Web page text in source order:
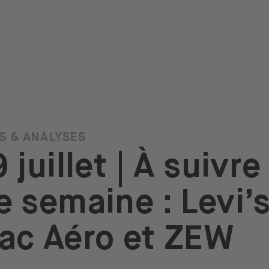
juillet | À suivre
semaine :
Aéro et ZEW
& ANALYSES